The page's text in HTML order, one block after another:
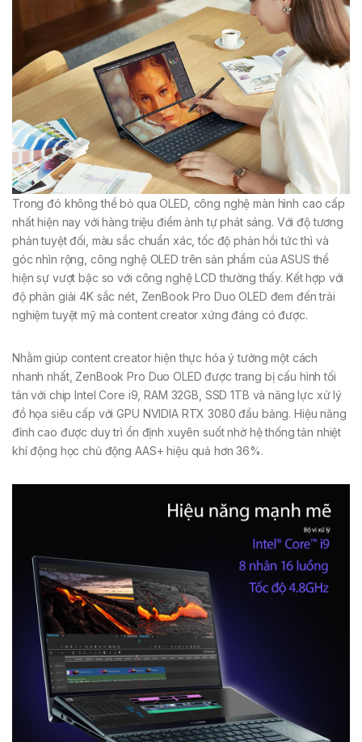
Trong đó không thể bỏ qua OLED, công nghệ màn hình cao cấp
nhất hiện nay với hàng triệu điểm ảnh tự phát sáng. Với độ tương
phản tuyệt đối, màu sắc chuẩn xác, tốc độ phản hồi tức thì và
góc nhìn rộng, công nghệ OLED trên sản phẩm của ASUS thể
hiện sự vượt bậc so với công nghệ LCD thường thấy. Kết hợp với
độ phân giải 4K sắc nét, ZenBook Pro Duo OLED đem đến trải
nghiệm tuyệt mỹ mà content creator xứng đáng có được.
Nhằm giúp content creator hiện thực hóa ý tưởng một cách
nhanh nhất, ZenBook Pro Duo OLED được trang bị cấu hình tối
tân với chip Intel Core i9, RAM 32GB, SSD 1TB và năng lực xử lý
đồ họa siêu cấp với GPU NVIDIA RTX 3080 đầu bảng. Hiệu năng
đỉnh cao được duy trì ổn định xuyên suốt nhờ hệ thống tản nhiệt
khí động học chủ động AAS+ hiệu quả hơn 36%.